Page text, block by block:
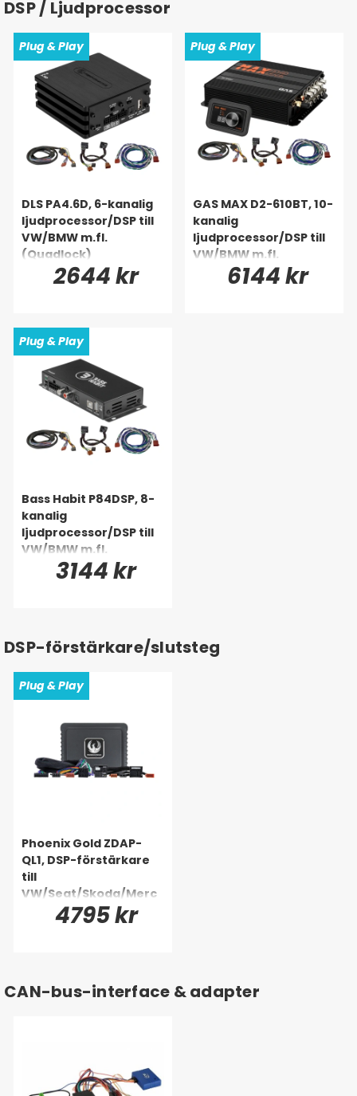
DSP / Ljudprocessor
Plug & Play
DLS PA4.6D, 6-kanalig
ljudprocessor/DSP till
VW/BMW m.fl.
(Quadlock)
2644 kr
Plug & Play
GAS MAX D2-610BT, 10-
kanalig
ljudprocessor/DSP till
VW/BMW m.fl.
(Quadlock)
6144 kr
Plug & Play
Bass Habit P84DSP, 8-
kanalig
ljudprocessor/DSP till
VW/BMW m.fl.
(Quadlock)
3144 kr
DSP-förstärkare/slutsteg
Plug & Play
Phoenix Gold ZDAP-
QL1, DSP-förstärkare
till
VW/Seat/Skoda/Merc
edes m.fl. 1998-2020
4795 kr
CAN-bus-interface & adapter